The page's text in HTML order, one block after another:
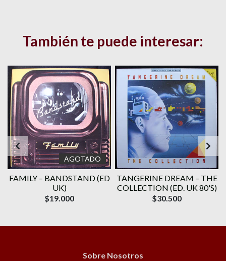
También te puede interesar:
AGOTADO
FAMILY ‎– BANDSTAND (ED
UK)
$19.000
TANGERINE DREAM – THE
COLLECTION (ED. UK 80'S)
$30.500
Sobre Nosotros